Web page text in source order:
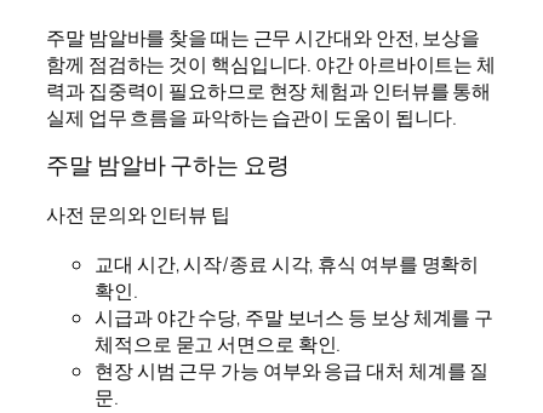
주말 밤알바를 찾을 때는 근무 시간대와 안전, 보상을
함께 점검하는 것이 핵심입니다. 야간 아르바이트는 체
력과 집중력이 필요하므로 현장 체험과 인터뷰를 통해
실제 업무 흐름을 파악하는 습관이 도움이 됩니다.
주말 밤알바 구하는 요령
사전 문의와 인터뷰 팁
교대 시간, 시작/종료 시각, 휴식 여부를 명확히
확인.
시급과 야간 수당, 주말 보너스 등 보상 체계를 구
체적으로 묻고 서면으로 확인.
현장 시범 근무 가능 여부와 응급 대처 체계를 질
문.